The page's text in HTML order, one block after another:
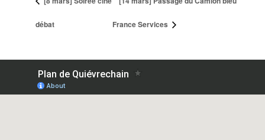
débat France Services